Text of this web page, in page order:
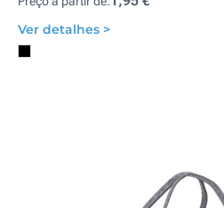
Ver detalhes >